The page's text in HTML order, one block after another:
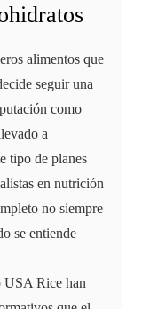
alimentos que
seguir una
como
a
tipo de planes
en nutrición
no siempre
se entiende
USA Rice han